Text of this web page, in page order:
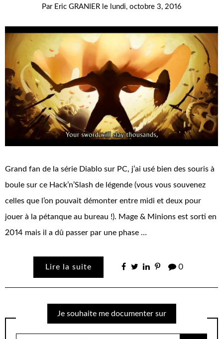
Par Eric GRANIER le lundi, octobre 3, 2016
Grand fan de la série Diablo sur PC, j’ai usé bien des souris à
boule sur ce Hack’n’Slash de légende (vous vous souvenez
celles que l’on pouvait démonter entre midi et deux pour
jouer à la pétanque au bureau !). Mage & Minions est sorti en
2014 mais il a dû passer par une phase …
Lire la suite 0
Je souhaite me documenter sur